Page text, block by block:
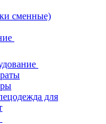
сменные)
для